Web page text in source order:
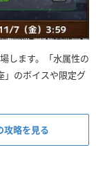
します。「水属性の
」のボイスや限定グ
略を見る